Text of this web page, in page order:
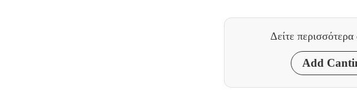
Δείτε
Add